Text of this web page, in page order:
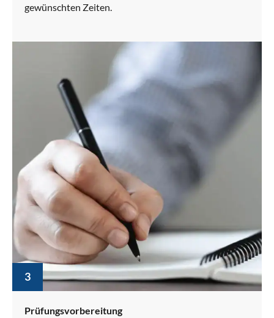
gewünschten Zeiten.
3
Prüfungsvorbereitung